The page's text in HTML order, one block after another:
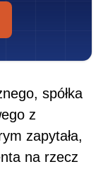
spółka
z
zapytała,
na rzecz